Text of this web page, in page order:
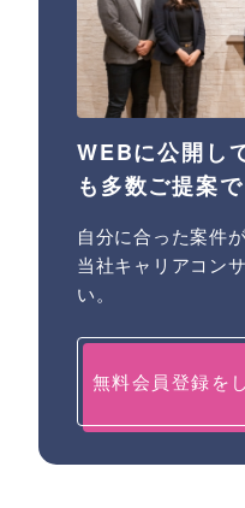
WEBに公開し
も多数ご提案
自分に合った案件
当社キャリアコン
い。
無料会員登録を